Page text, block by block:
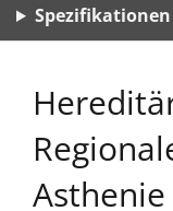
Spezifikationen
Asthenie